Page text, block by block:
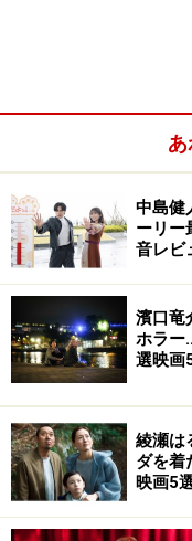
中島健
ーリー
音レビ
濱口竜
ホラー
選映画
綾瀬は
ダを着
映画5選